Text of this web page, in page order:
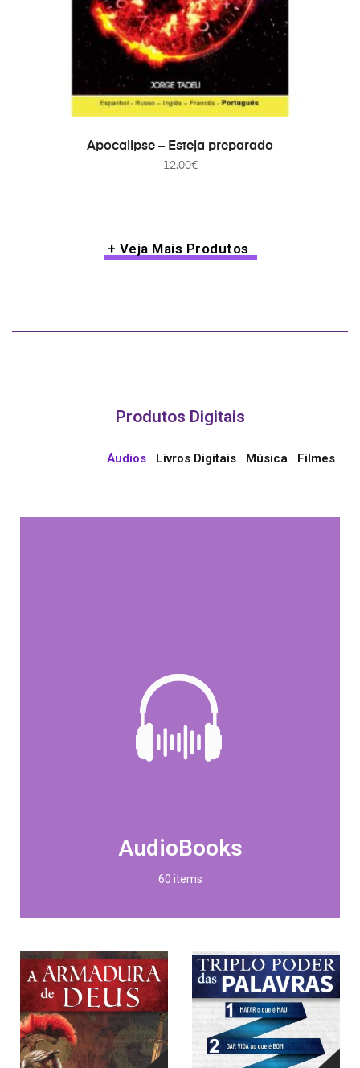
ADICIONAR
Apocalipse – Esteja preparado
12.00€
+ Veja Mais Produtos
Produtos Digitais
Áudios Livros Digitais Música Filmes
AudioBooks
60 items